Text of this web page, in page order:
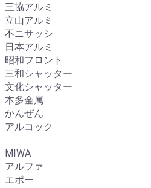
三協アルミ
立山アルミ
不ニサッシ
日本アルミ
昭和フロント
三和シャッター
文化シャッター
本多金属
かんぜん
アルコック
MIWA
アルファ
エポー